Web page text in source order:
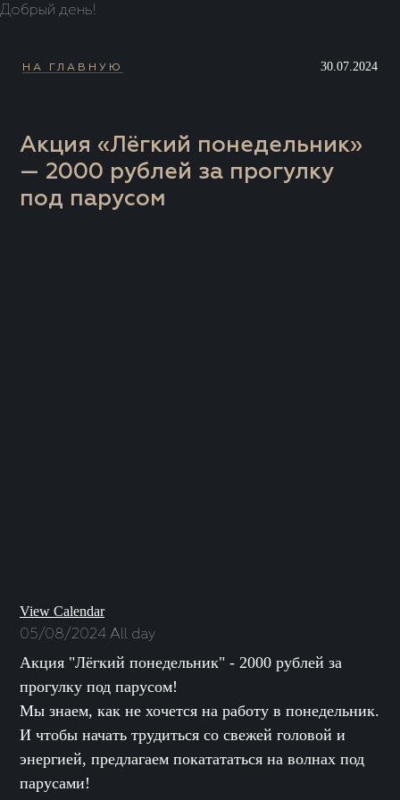
Добрый день!
НА ГЛАВНУЮ 30.07.2024
Акция «Лёгкий понедельник»
— 2000 рублей за прогулку
под парусом
View Calendar
05/08/2024 All day
Акция "Лёгкий понедельник" - 2000 рублей за
прогулку под парусом!
Мы знаем, как не хочется на работу в понедельник.
И чтобы начать трудиться со свежей головой и
энергией, предлагаем покатататься на волнах под
парусами!